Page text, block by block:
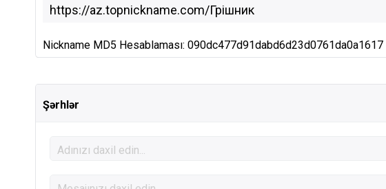
Nickname MD5 Hesablaması: 090dc477d91dabd6d23d0761da0a1617
Şərhlər